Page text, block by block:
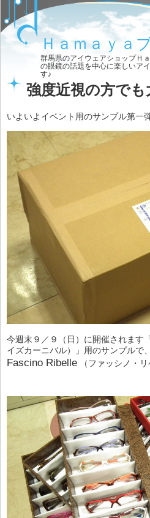
Ｈａｍａｙａ
群馬県のアイウェアショップＨ
の眼鏡の話題を中心に楽しいア
す♪
強度近視の方で
いよいよイベント用のサンプル第一
今週末９／９（日）に開催されます
イズカーニバル）」用のサンプルで
Fascino Ribelle （ファッシノ・